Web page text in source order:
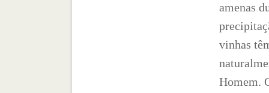
amenas
vinhas
Homem.